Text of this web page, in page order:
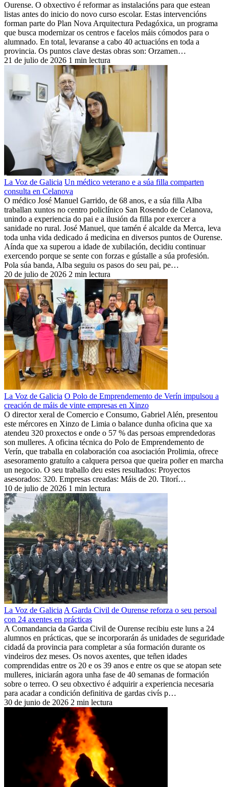
Ourense. O obxectivo é reformar as instalacións para que estean
listas antes do inicio do novo curso escolar. Estas intervencións
forman parte do Plan Nova Arquitectura Pedagóxica, un programa
que busca modernizar os centros e facelos máis cómodos para o
alumnado. En total, levaranse a cabo 40 actuacións en toda a
provincia. Os puntos clave destas obras son: Orzamen…
21 de julio de 2026 1 min lectura
La Voz de Galicia Un médico veterano e a súa filla comparten
consulta en Celanova
O médico José Manuel Garrido, de 68 anos, e a súa filla Alba
traballan xuntos no centro policlínico San Rosendo de Celanova,
unindo a experiencia do pai e a ilusión da filla por exercer a
sanidade no rural. José Manuel, que tamén é alcalde da Merca, leva
toda unha vida dedicado á medicina en diversos puntos de Ourense.
Aínda que xa superou a idade de xubilación, decidiu continuar
exercendo porque se sente con forzas e gústalle a súa profesión.
Pola súa banda, Alba seguiu os pasos do seu pai, pe…
20 de julio de 2026 2 min lectura
La Voz de Galicia O Polo de Emprendemento de Verín impulsou a
creación de máis de vinte empresas en Xinzo
O director xeral de Comercio e Consumo, Gabriel Alén, presentou
este mércores en Xinzo de Limia o balance dunha oficina que xa
atendeu 320 proxectos e onde o 57 % das persoas emprendedoras
son mulleres. A oficina técnica do Polo de Emprendemento de
Verín, que traballa en colaboración coa asociación Prolimia, ofrece
asesoramento gratuíto a calquera persoa que queira poñer en marcha
un negocio. O seu traballo deu estes resultados: Proyectos
asesorados: 320. Empresas creadas: Máis de 20. Titorí…
10 de julio de 2026 1 min lectura
La Voz de Galicia A Garda Civil de Ourense reforza o seu persoal
con 24 axentes en prácticas
A Comandancia da Garda Civil de Ourense recibiu este luns a 24
alumnos en prácticas, que se incorporarán ás unidades de seguridade
cidadá da provincia para completar a súa formación durante os
vindeiros dez meses. Os novos axentes, que teñen idades
comprendidas entre os 20 e os 39 anos e entre os que se atopan sete
mulleres, iniciarán agora unha fase de 40 semanas de formación
sobre o terreo. O seu obxectivo é adquirir a experiencia necesaria
para acadar a condición definitiva de gardas civís p…
30 de junio de 2026 2 min lectura